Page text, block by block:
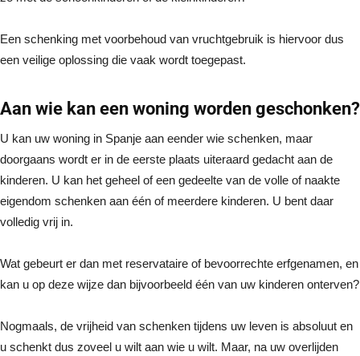
Een schenking met voorbehoud van vruchtgebruik is hiervoor dus
een veilige oplossing die vaak wordt toegepast.
Aan wie kan een woning worden geschonken?
U kan uw woning in Spanje aan eender wie schenken, maar
doorgaans wordt er in de eerste plaats uiteraard gedacht aan de
kinderen. U kan het geheel of een gedeelte van de volle of naakte
eigendom schenken aan één of meerdere kinderen. U bent daar
volledig vrij in.
Wat gebeurt er dan met reservataire of bevoorrechte erfgenamen, en
kan u op deze wijze dan bijvoorbeeld één van uw kinderen onterven?
Nogmaals, de vrijheid van schenken tijdens uw leven is absoluut en
u schenkt dus zoveel u wilt aan wie u wilt. Maar, na uw overlijden